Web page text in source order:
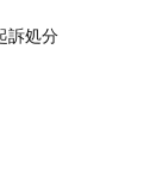
訴処分